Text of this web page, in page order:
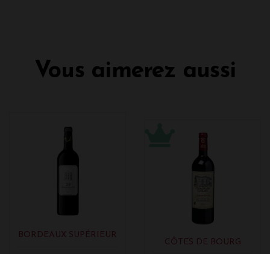
Vous aimerez aussi
BORDEAUX SUPÉRIEUR
CÔTES DE BOURG